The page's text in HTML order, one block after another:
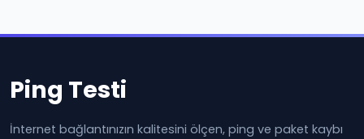
Ping Testi
İnternet bağlantınızın kalitesini ölçen, ping ve paket kaybı